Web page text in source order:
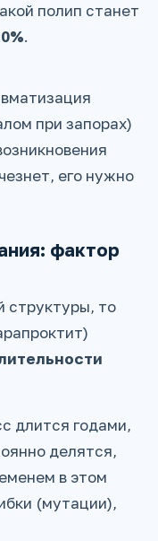
полип станет
.
при запорах)
его нужно
фактор
структуры, то
длится годами,
делятся,
в этом
(мутации),